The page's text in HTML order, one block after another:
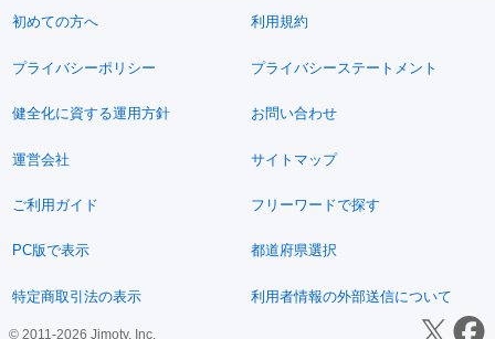
初めての方へ 利用規約
プライバシーポリシー プライバシーステートメント
健全化に資する運用方針 お問い合わせ
運営会社 サイトマップ
ご利用ガイド フリーワードで探す
PC版で表示 都道府県選択
特定商取引法の表示 利用者情報の外部送信について
© 2011-2026 Jimoty, Inc.